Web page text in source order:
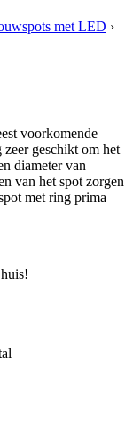
met LED ›
voorkomende
geschikt om het
diameter van
van het spot zorgen
met ring prima